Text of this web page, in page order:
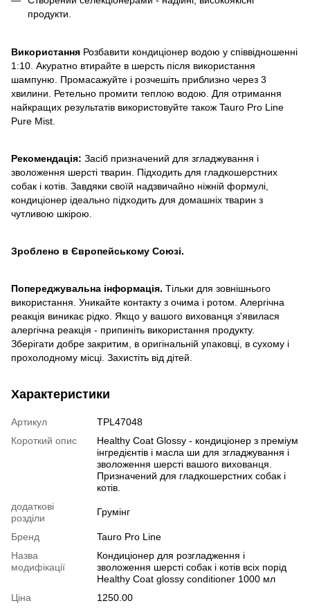
продукти.
Використання Розбавити кондиціонер водою у співвідношенні
1:10. Акуратно втирайте в шерсть після використання
шампуню. Промасажуйте і розчешіть приблизно через 3
хвилини. Ретельно промити теплою водою. Для отримання
найкращих результатів використовуйте також Tauro Pro Line
Pure Mist.
Рекомендація: Засіб призначений для згладжування і
зволоження шерсті тварин. Підходить для гладкошерстних
собак і котів. Завдяки своїй надзвичайно ніжній формулі,
кондиціонер ідеально підходить для домашніх тварин з
чутливою шкірою.
Зроблено в Європейському Союзі.
Попереджувальна інформація. Тільки для зовнішнього
використання. Уникайте контакту з очима і ротом. Алергічна
реакція виникає рідко. Якщо у вашого вихованця з'явилася
алергічна реакція - припиніть використання продукту.
Зберігати добре закритим, в оригінальній упаковці, в сухому і
прохолодному місці. Захистіть від дітей.
Характеристики
Артикул
TPL47048
Короткий опис
Healthy Coat Glossy - кондиціонер з преміум
інгредієнтів і масла ши для згладжування і
зволоження шерсті вашого вихованця.
Призначений для гладкошерстних собак і
котів.
додаткові
розділи
Грумінг
Бренд
Tauro Pro Line
Назва
модифікації
Кондиціонер для розгладження і
зволоження шерсті собак і котів всіх порід
Healthy Coat glossy conditioner 1000 мл
Ціна
1250.00